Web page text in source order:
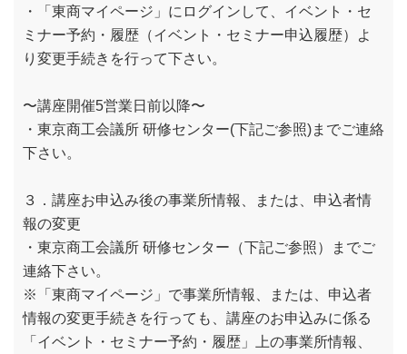
・「東商マイページ」にログインして、イベント・セ
ミナー予約・履歴（イベント・セミナー申込履歴）よ
り変更手続きを行って下さい。
〜講座開催5営業日前以降〜
・東京商工会議所 研修センター(下記ご参照)までご連絡
下さい。
３．講座お申込み後の事業所情報、または、申込者情
報の変更
・東京商工会議所 研修センター（下記ご参照）までご
連絡下さい。
※「東商マイページ」で事業所情報、または、申込者
情報の変更手続きを行っても、講座のお申込みに係る
「イベント・セミナー予約・履歴」上の事業所情報、